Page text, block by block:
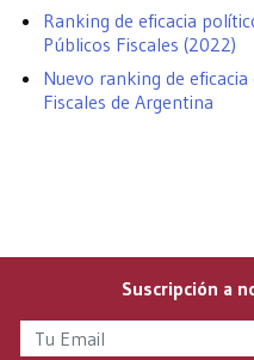
Ranking de eficacia
Públicos Fiscales (2022)
Nuevo ranking de
Fiscales de Argentina
Suscripción a